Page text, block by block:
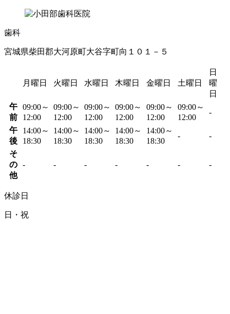
歯科
宮城県柴田郡大河原町大谷字町向１０１－５
月曜日 火曜日 水曜日 木曜日 金曜日 土曜日
日
曜
日
午
前
09:00～
12:00
09:00～
12:00
09:00～
12:00
09:00～
12:00
09:00～
12:00
09:00～
12:00
-
午
後
14:00～
18:30
14:00～
18:30
14:00～
18:30
14:00～
18:30
14:00～
18:30
- -
そ
の
他
- - - - - - -
休診日
日・祝